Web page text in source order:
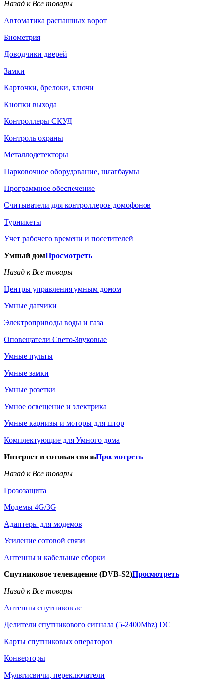
Назад к Все товары
Автоматика распашных ворот
Биометрия
Доводчики дверей
Замки
Карточки, брелоки, ключи
Кнопки выхода
Контроллеры СКУД
Контроль охраны
Металлодетекторы
Парковочное оборудование, шлагбаумы
Программное обеспечение
Считыватели для контроллеров домофонов
Турникеты
Учет рабочего времени и посетителей
Умный домПросмотреть
Назад к Все товары
Центры управления умным домом
Умные датчики
Электроприводы воды и газа
Оповещатели Свето-Звуковые
Умные пульты
Умные замки
Умные розетки
Умное освещение и электрика
Умные карнизы и моторы для штор
Комплектующие для Умного дома
Интернет и сотовая связьПросмотреть
Назад к Все товары
Грозозащита
Модемы 4G/3G
Адаптеры для модемов
Усиление сотовой связи
Антенны и кабельные сборки
Спутниковое телевидение (DVB-S2)Просмотреть
Назад к Все товары
Антенны спутниковые
Делители спутникового сигнала (5-2400Mhz) DC
Карты спутниковых операторов
Конверторы
Мультисвичи, переключатели